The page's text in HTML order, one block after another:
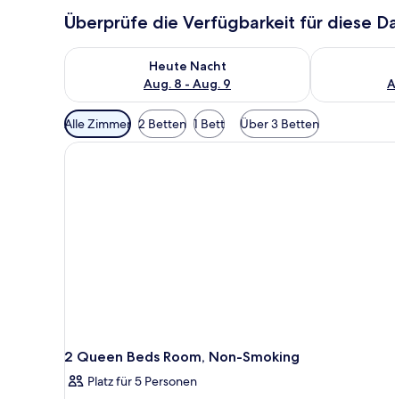
Überprüfe die Verfügbarkeit für diese
Heute Nacht
Aug. 8 - Aug. 9
Überprüfe die Verfügbarkeit für heute Nacht, Aug.
Überprüfe
Verfügbare
Filter
für
Alle Zimmer 2 Betten 1 Bett Über 3 Betten
2 Queen Beds Room, Non-Smoking
Platz für 5 Personen